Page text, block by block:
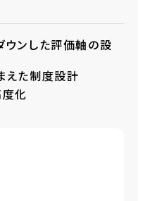
ウンした評価軸の設
えた制度設計
度化